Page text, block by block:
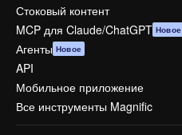
Стоковый контент
MCP для Claude/ChatGPT Новое
Агенты Новое
API
Мобильное приложение
Все инструменты Magnific